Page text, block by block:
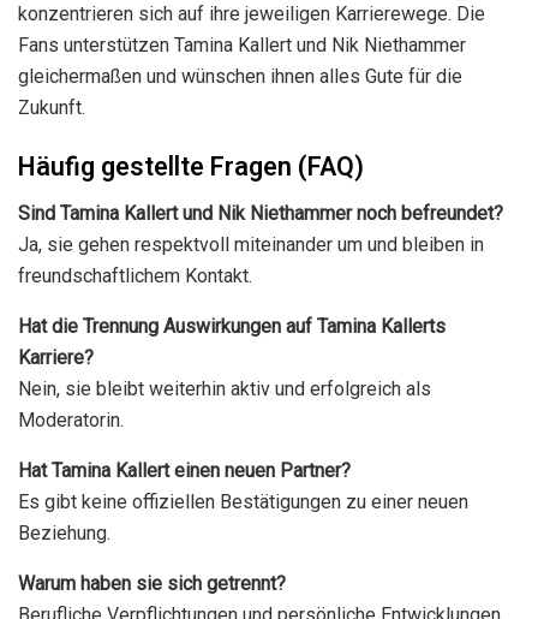
konzentrieren sich auf ihre jeweiligen Karrierewege. Die
Fans unterstützen Tamina Kallert und Nik Niethammer
gleichermaßen und wünschen ihnen alles Gute für die
Zukunft.
Häufig gestellte Fragen (FAQ)
Sind Tamina Kallert und Nik Niethammer noch befreundet?
Ja, sie gehen respektvoll miteinander um und bleiben in
freundschaftlichem Kontakt.
Hat die Trennung Auswirkungen auf Tamina Kallerts
Karriere?
Nein, sie bleibt weiterhin aktiv und erfolgreich als
Moderatorin.
Hat Tamina Kallert einen neuen Partner?
Es gibt keine offiziellen Bestätigungen zu einer neuen
Beziehung.
Warum haben sie sich getrennt?